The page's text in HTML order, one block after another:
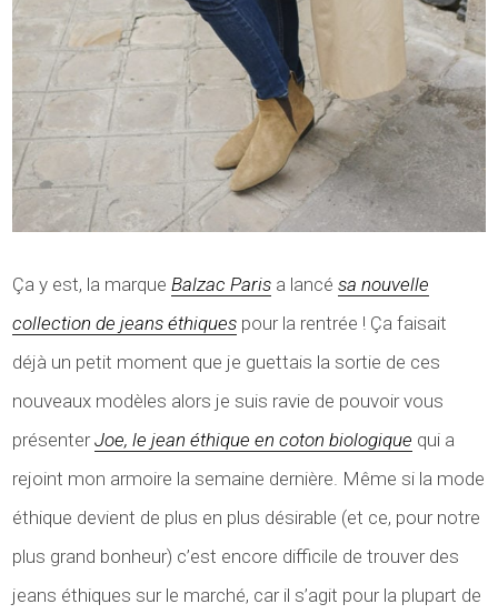
Ça y est, la marqueBalzac Paris a lancésa nouvelle
collection de jeans éthiques pour la rentrée ! Ça faisait
déjà un petit moment que je guettais la sortie de ces
nouveaux modèles alors je suis ravie de pouvoir vous
présenterJoe, le jean éthique en coton biologique qui a
rejoint mon armoire la semaine dernière. Même si la mode
éthique devient de plus en plus désirable (et ce, pour notre
plus grand bonheur) c’est encore difficile de trouver des
jeans éthiques sur le marché, car il s’agit pour la plupart de